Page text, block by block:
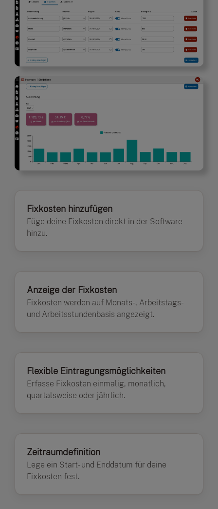
Fixkosten hinzufügen
Füge deine Fixkosten direkt in der Software
hinzu.
Anzeige der Fixkosten
Fixkosten werden auf Monats-, Arbeitstags-
und Arbeitsstundenbasis angezeigt.
Flexible Eintragungsmöglichkeiten
Erfasse Fixkosten einmalig, monatlich,
quartalsweise oder jährlich.
Zeitraumdefinition
Lege ein Start- und Enddatum für deine
Fixkosten fest.